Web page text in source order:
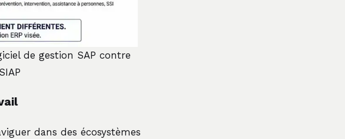
de gestion SAP contre
dans des écosystèmes